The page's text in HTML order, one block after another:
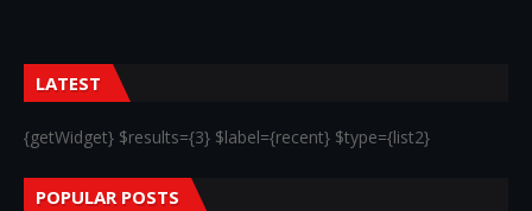
LATEST
{getWidget} $results={3} $label={recent} $type={list2}
POPULAR POSTS